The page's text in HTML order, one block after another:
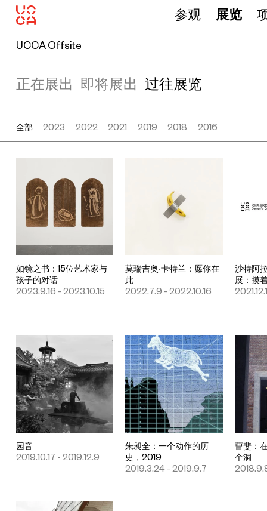
参观 展览
UCCA Offsite
正在展出 即将展出 过往展览
全部 2023 2022 2021 2019 2018 2016
如镜之书：15位艺术家与
孩子的对话
2023.9.16 - 2023.10.15
莫瑞吉奥·卡特兰：愿你在
此
2022.7.9 - 2022.10.16
沙特阿
展：摸
园音
2019.10.17 - 2019.12.9
朱昶全：一个动作的历
史，2019
2019.3.24 - 2019.9.7
曹斐：
个洞